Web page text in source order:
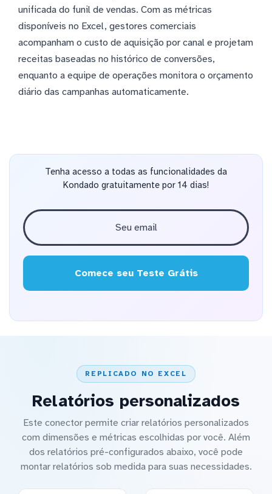
unificada do funil de vendas. Com as métricas
disponíveis no Excel, gestores comerciais
acompanham o custo de aquisição por canal e projetam
receitas baseadas no histórico de conversões,
enquanto a equipe de operações monitora o orçamento
diário das campanhas automaticamente.
Tenha acesso a todas as funcionalidades da
Kondado gratuitamente por 14 dias!
Comece seu Teste Grátis
REPLICADO NO EXCEL
Relatórios personalizados
Este conector permite criar relatórios personalizados
com dimensões e métricas escolhidas por você. Além
dos relatórios pré-configurados abaixo, você pode
montar relatórios sob medida para suas necessidades.